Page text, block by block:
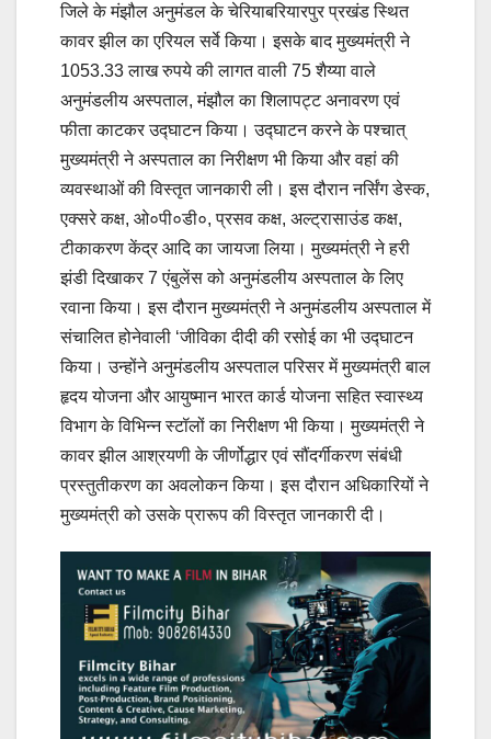
जिले के मंझौल अनुमंडल के चेरियाबरियारपुर प्रखंड स्थित
कावर झील का एरियल सर्वे किया। इसके बाद मुख्यमंत्री ने
1053.33 लाख रुपये की लागत वाली 75 शैय्या वाले
अनुमंडलीय अस्पताल, मंझौल का शिलापट्ट अनावरण एवं
फीता काटकर उद्घाटन किया। उद्घाटन करने के पश्चात्
मुख्यमंत्री ने अस्पताल का निरीक्षण भी किया और वहां की
व्यवस्थाओं की विस्तृत जानकारी ली। इस दौरान नर्सिंग डेस्क,
एक्सरे कक्ष, ओ०पी०डी०, प्रसव कक्ष, अल्ट्रासाउंड कक्ष,
टीकाकरण केंद्र आदि का जायजा लिया। मुख्यमंत्री ने हरी
झंडी दिखाकर 7 एंबुलेंस को अनुमंडलीय अस्पताल के लिए
रवाना किया। इस दौरान मुख्यमंत्री ने अनुमंडलीय अस्पताल में
संचालित होनेवाली ‘जीविका दीदी की रसोई का भी उद्घाटन
किया। उन्होंने अनुमंडलीय अस्पताल परिसर में मुख्यमंत्री बाल
हृदय योजना और आयुष्मान भारत कार्ड योजना सहित स्वास्थ्य
विभाग के विभिन्न स्टॉलों का निरीक्षण भी किया। मुख्यमंत्री ने
कावर झील आश्रयणी के जीर्णोद्धार एवं सौंदर्गीकरण संबंधी
प्रस्तुतीकरण का अवलोकन किया। इस दौरान अधिकारियों ने
मुख्यमंत्री को उसके प्रारूप की विस्तृत जानकारी दी।